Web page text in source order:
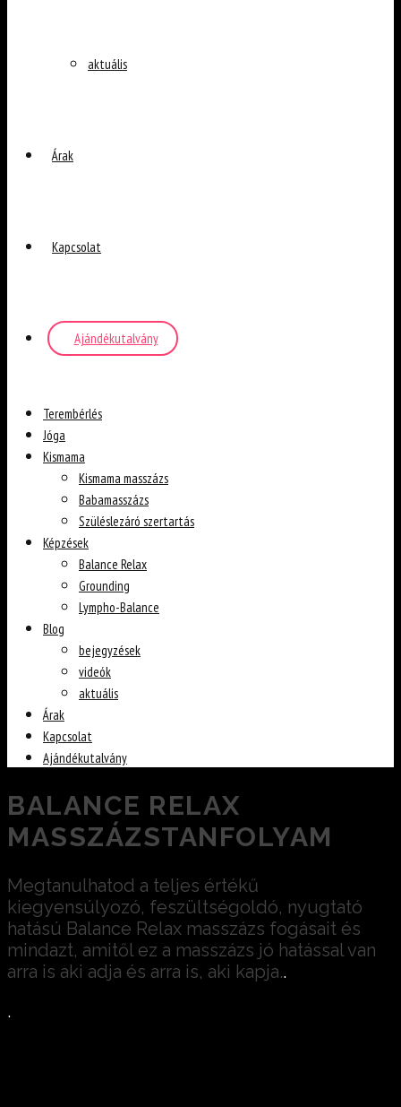
aktuális
Árak
Kapcsolat
Ajándékutalvány
Terembérlés
Jóga
Kismama
Kismama masszázs
Babamasszázs
Szüléslezáró szertartás
Képzések
Balance Relax
Grounding
Lympho-Balance
Blog
bejegyzések
videók
aktuális
Árak
Kapcsolat
Ajándékutalvány
BALANCE RELAX
MASSZÁZSTANFOLYAM
Megtanulhatod a teljes értékű
kiegyensúlyozó, feszültségoldó, nyugtató
hatású Balance Relax masszázs fogásait és
mindazt, amitől ez a masszázs jó hatással van
arra is aki adja és arra is, aki kapja..
.